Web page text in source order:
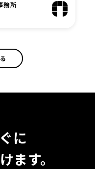
務所
に
ます。